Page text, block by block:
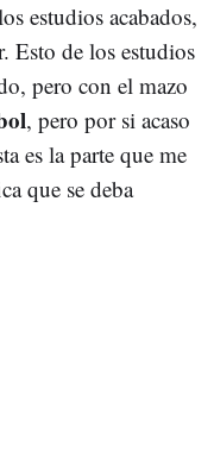
estudios acabados,
Esto de los estudios
pero con el mazo
, pero por si acaso
es la parte que me
que se deba